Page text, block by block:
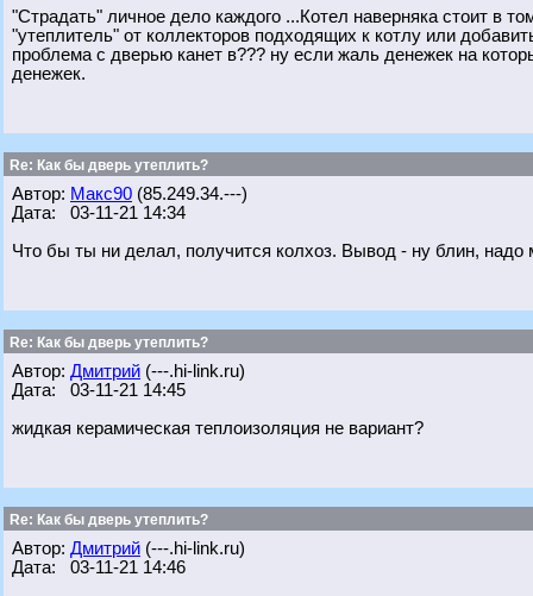
"Страдать" личное дело каждого ...Котел наверняка стоит в
"утеплитель" от коллекторов подходящих к котлу или
проблема с дверью канет в??? ну если жаль денежек на
денежек.
Re: Как бы дверь утеплить?
Автор: Макс90 (85.249.34.---)
Дата: 03-11-21 14:34
Что бы ты ни делал, получится колхоз. Вывод - ну блин, надо
Re: Как бы дверь утеплить?
Автор: Дмитрий (---.hi-link.ru)
Дата: 03-11-21 14:45
жидкая керамическая теплоизоляция не вариант?
Re: Как бы дверь утеплить?
Автор: Дмитрий (---.hi-link.ru)
Дата: 03-11-21 14:46